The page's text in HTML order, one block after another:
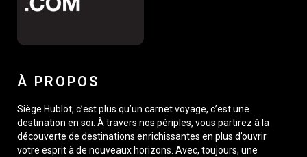
À PROPOS
Siège Hublot, c’est plus qu’un carnet voyage, c’est une
destination en soi. À travers nos périples, vous partirez à la
découverte de destinations enrichissantes en plus d’ouvrir
votre esprit à de nouveaux horizons. Avec, toujours, une